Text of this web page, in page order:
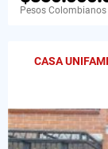
Pesos Colombianos
CASA